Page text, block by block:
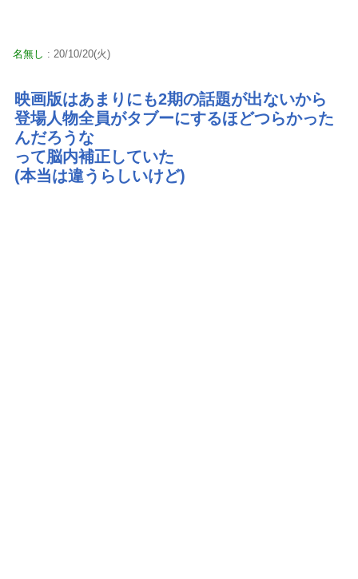
名無し : 20/10/20(火)
映画版はあまりにも2期の話題が出ないから
登場人物全員がタブーにするほどつらかった
んだろうな
って脳内補正していた
(本当は違うらしいけど)